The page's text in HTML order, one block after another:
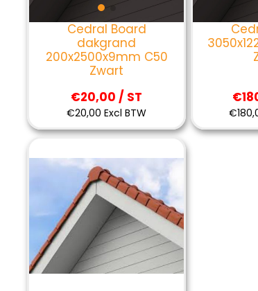
Cedral Board
dakgrand
200x2500x9mm C50
Zwart
€20,00 / ST
€20,00 Excl BTW